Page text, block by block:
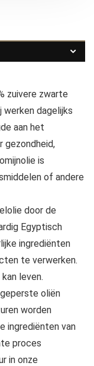
zuivere zwarte
werken dagelijks
aan het
gezondheid,
is
of andere
door de
Egyptisch
ingrediënten
te verwerken.
leven.
oliën
worden
ingrediënten van
proces
in onze